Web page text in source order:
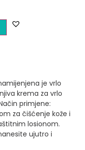
je vrlo
krema za vrlo
primjene:
za čišćenje kože i
losionom.
ujutro i